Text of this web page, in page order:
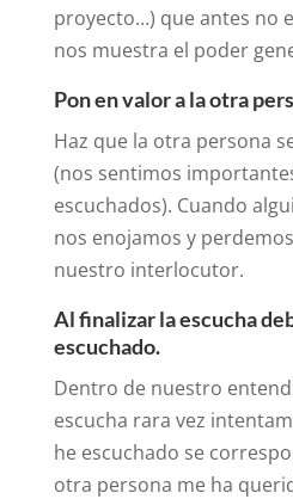
proyecto…) que antes no
nos muestra el poder
Pon en valor a la otra
Haz que la otra persona
(nos sentimos
escuchados). Cuando
nos enojamos y
nuestro interlocutor.
Al finalizar la escucha
escuchado.
Dentro de nuestro
escucha rara vez
he escuchado se
otra persona me ha